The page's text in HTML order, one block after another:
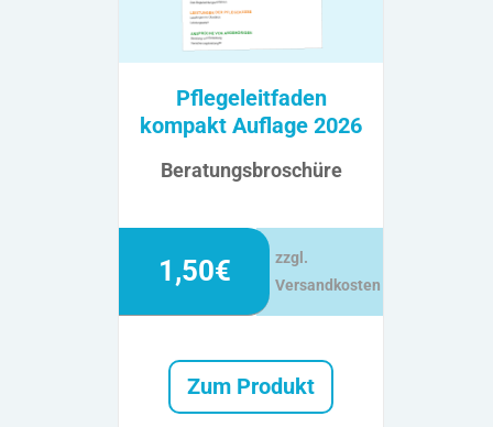
Pflegeleitfaden
kompakt Auflage 2026
Beratungsbroschüre
1,50€
zzgl.
Versandkosten
Zum Produkt